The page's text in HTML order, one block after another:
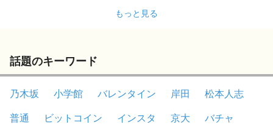
もっと見る
話題のキーワード
乃木坂 小学館 バレンタイン 岸田
松本人志
普通
ビットコイン インスタ 京大 バチャ